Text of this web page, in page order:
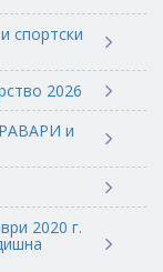
спортски
2026
и
2020 г.